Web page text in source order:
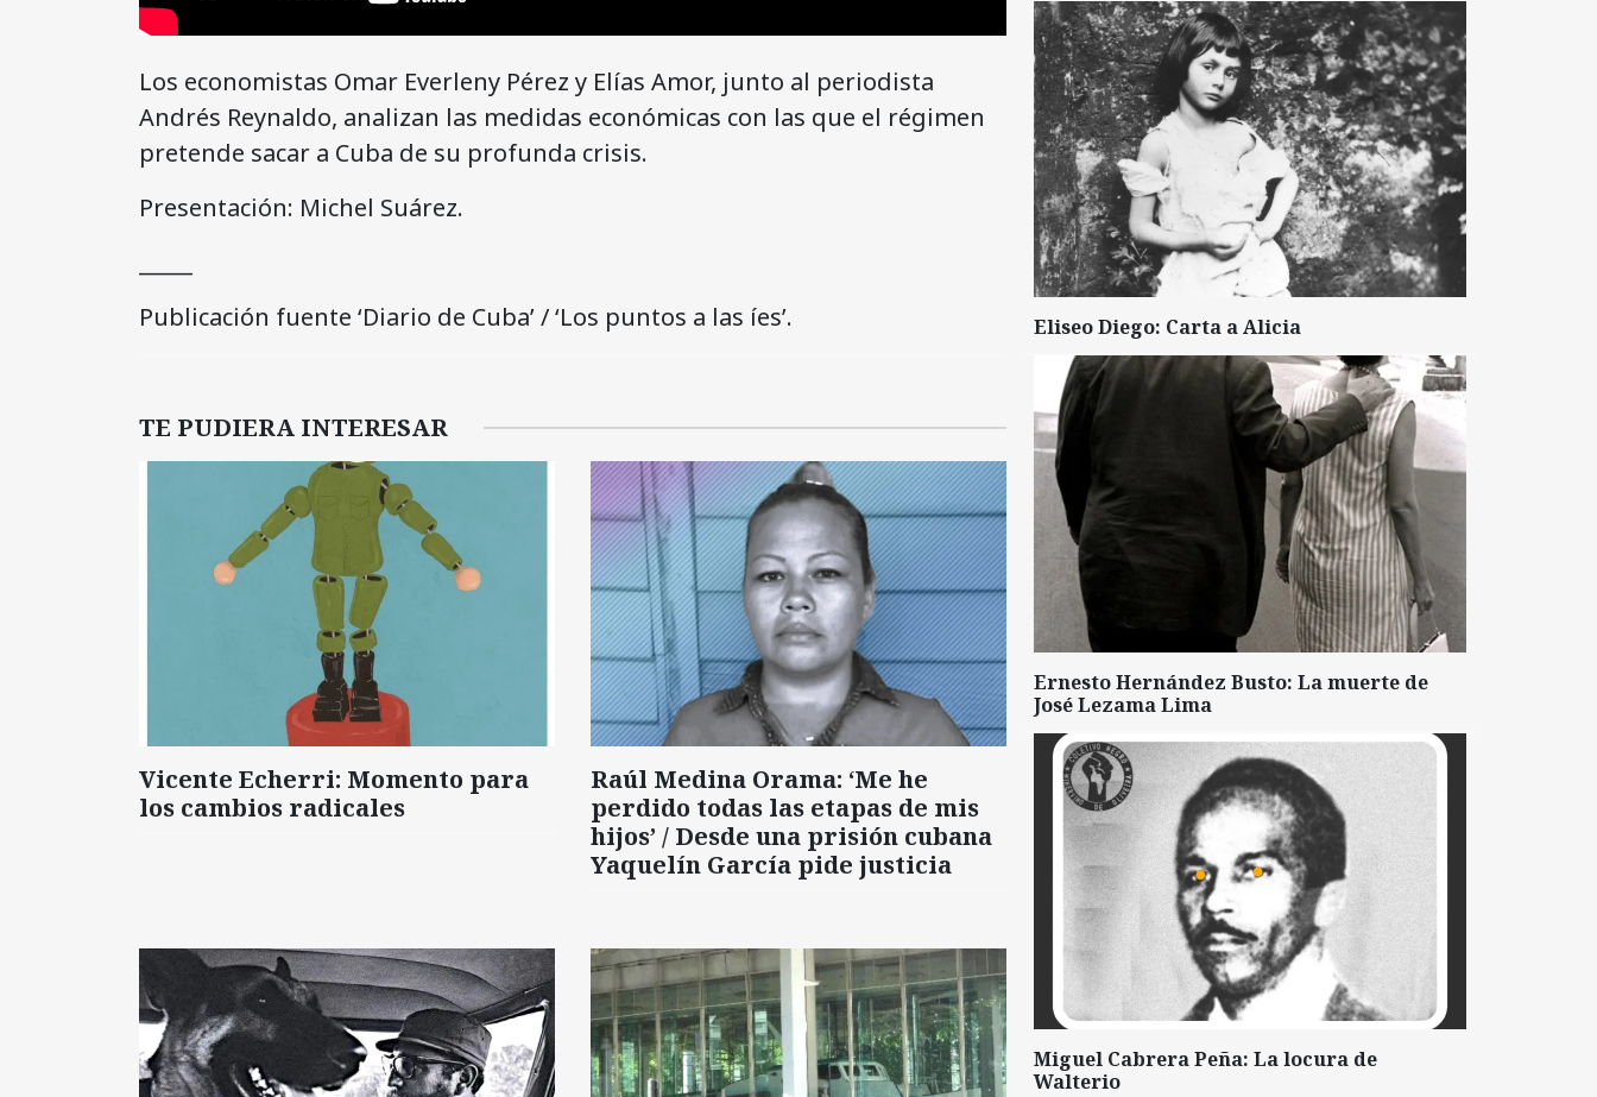
Los economistas Omar Everleny Pérez y Elías Amor, junto al periodista
Andrés Reynaldo, analizan las medidas económicas con las que el régimen
pretende sacar a Cuba de su profunda crisis.
Presentación: Michel Suárez.
Publicación fuente ‘Diario de Cuba’ / ‘Los puntos a las íes’.
TE PUDIERA INTERESAR
Vicente Echerri: Momento para
los cambios radicales
Raúl Medina Orama: ‘Me he
perdido todas las etapas de mis
hijos’ / Desde una prisión cubana
Yaquelín García pide justicia
Eliseo Diego: Carta a Alicia
Ernesto Hernández Busto: La muerte de
José Lezama Lima
Miguel Cabrera Peña: La locura de
Walterio